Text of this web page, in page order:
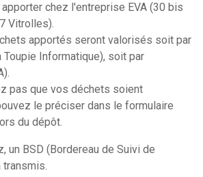
chez l'entreprise EVA (30 bis
Vitrolles).
apportés seront valorisés soit par
Toupie Informatique), soit par
pas que vos déchets soient
le préciser dans le formulaire
du dépôt.
un BSD (Bordereau de Suivi de
transmis.